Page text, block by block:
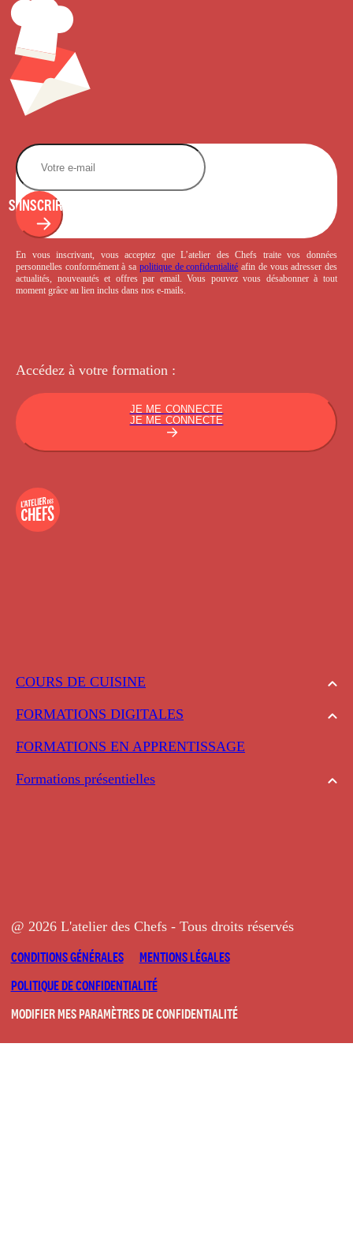
COURS DE CUISINE
FORMATIONS DIGITALES
FORMATIONS EN APPRENTISSAGE
Formations présentielles
S'INSCRIRE
En vous inscrivant, vous acceptez que L’atelier des Chefs traite vos données
personnelles conformément à sa politique de confidentialité afin de vous adresser des
actualités, nouveautés et offres par email. Vous pouvez vous désabonner à tout
moment grâce au lien inclus dans nos e-mails.
Accédez à votre formation :
JE ME CONNECTE
JE ME CONNECTE
@ 2026 L'atelier des Chefs - Tous droits réservés
CONDITIONS GÉNÉRALES
MENTIONS LÉGALES
POLITIQUE DE CONFIDENTIALITÉ
MODIFIER MES PARAMÈTRES DE CONFIDENTIALITÉ